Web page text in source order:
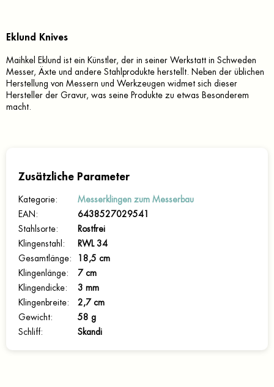
Eklund Knives
Maihkel Eklund ist ein Künstler, der in seiner Werkstatt in Schweden
Messer, Äxte und andere Stahlprodukte herstellt.
Neben der üblichen
Herstellung von Messern und Werkzeugen widmet sich dieser
Hersteller der Gravur, was seine Produkte zu etwas Besonderem
macht.
Zusätzliche Parameter
Kategorie:
Messerklingen zum Messerbau
EAN :
6438527029541
Stahlsorte:
Rostfrei
Klingenstahl :
RWL 34
Gesamtlänge:
18,5 cm
Klingenlänge:
7 cm
Klingendicke:
3 mm
Klingenbreite:
2,7 cm
Gewicht:
58 g
Schliff: Skandi